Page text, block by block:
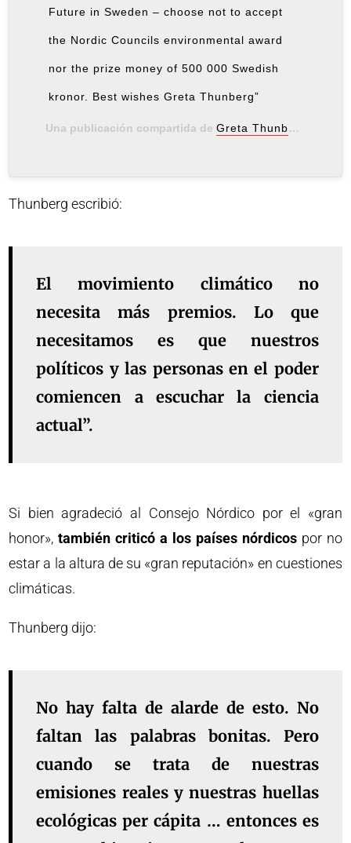
Future in Sweden – choose not to accept
the Nordic Councils environmental award
nor the prize money of 500 000 Swedish
kronor. Best wishes Greta Thunberg”
Una publicación compartida deGreta Thunberg
Thunberg escribió:
El movimiento climático no
necesita más premios. Lo que
necesitamos es que nuestros
políticos y las personas en el poder
comiencen a escuchar la ciencia
actual”.
Si bien agradeció al Consejo Nórdico por el «gran
honor»,también criticó a los países nórdicospor no
estar a la altura de su «gran reputación» en cuestiones
climáticas.
Thunberg dijo:
No hay falta de alarde de esto. No
faltan las palabras bonitas. Pero
cuando se trata de nuestras
emisiones reales y nuestras huellas
ecológicas per cápita … entonces es